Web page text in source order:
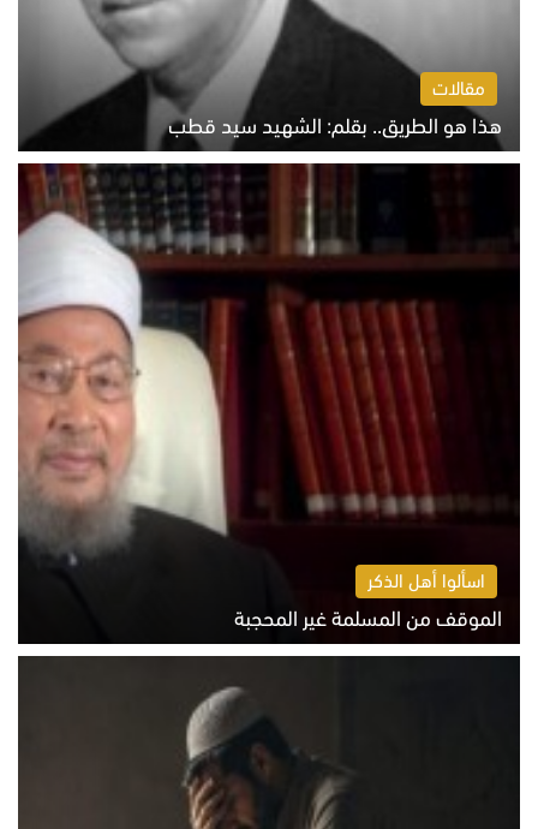
مقالات
هذا هو الطريق.. بقلم: الشهيد سيد قطب
الخميس 6 أغسطس 2026 10:52 ص
اسألوا أهل الذكر
الموقف من المسلمة غير المحجبة
الخميس 6 أغسطس 2026 10:45 ص